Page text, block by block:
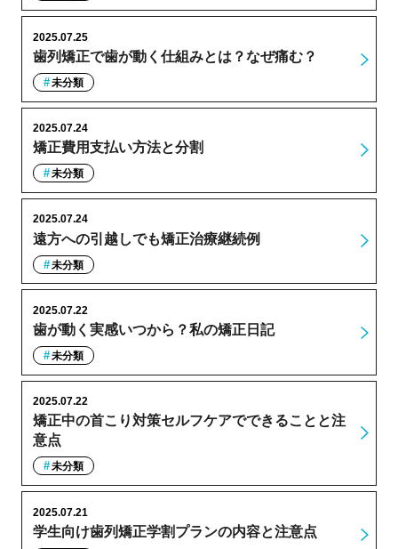
歯列矯正で歯が動く仕組みとは？なぜ痛む？
2025.07.25
未分類
矯正費用支払い方法と分割
2025.07.24
未分類
遠方への引越しでも矯正治療継続例
2025.07.24
未分類
歯が動く実感いつから？私の矯正日記
2025.07.22
未分類
矯正中の首こり対策セルフケアでできることと注
意点
2025.07.22
未分類
学生向け歯列矯正学割プランの内容と注意点
2025.07.21